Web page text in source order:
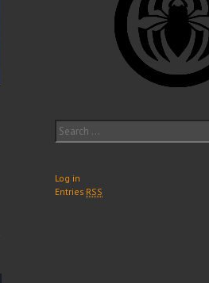
Search
for:
Log in
Entries RSS